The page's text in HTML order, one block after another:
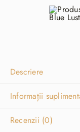
Descriere
Informații
Recenzii (0)